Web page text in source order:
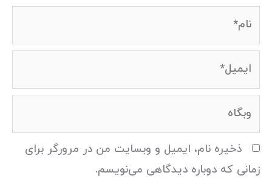
وبگاه
ذخیره نام، ایمیل و وبسایت من در مرورگر برای
زمانی که دوباره دیدگاهی می‌نویسم.